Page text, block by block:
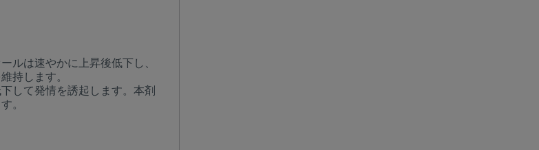
the country website to access another site in the group.
constraints and medical practices vary from country to country. Consequently, the
provided on the site in which you enter may not be suitable for use in your
ルは速やかに上昇後低下し、
持します。
して発情を誘起します。本剤
。